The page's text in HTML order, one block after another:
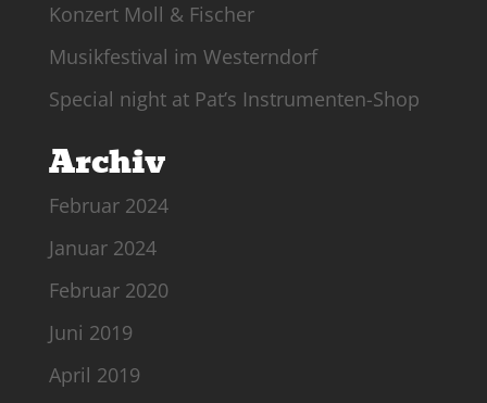
Konzert Moll & Fischer
Musikfestival im Westerndorf
Special night at Pat’s Instrumenten-Shop
Archiv
Februar 2024
Januar 2024
Februar 2020
Juni 2019
April 2019